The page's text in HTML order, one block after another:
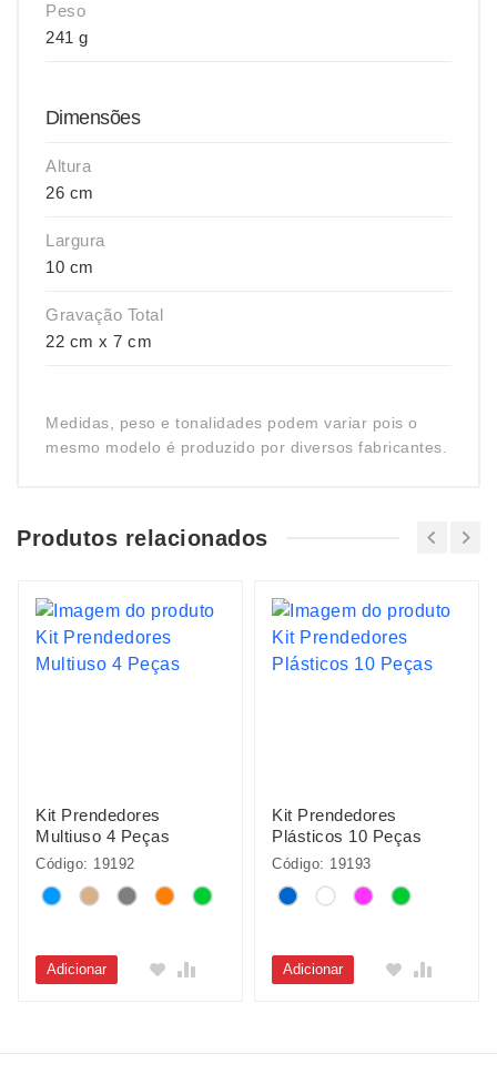
Peso
241 g
Dimensões
Altura
26 cm
Largura
10 cm
Gravação Total
22 cm x 7 cm
Medidas, peso e tonalidades podem variar pois o
mesmo modelo é produzido por diversos fabricantes.
Produtos relacionados
Kit Prendedores
Multiuso 4 Peças
Código: 19192
Adicionar
Kit Prendedores
Plásticos 10 Peças
Código: 19193
Adicionar